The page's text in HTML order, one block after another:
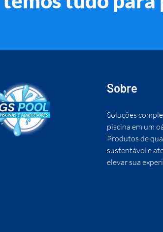
Sobre
Soluções
piscina em um
Produtos de
sustentável e
elevar sua